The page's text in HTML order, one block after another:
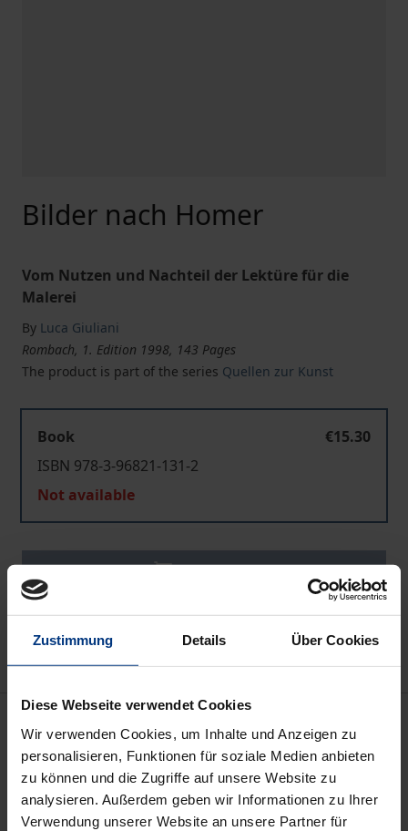
Zustimmung Details Über Cookies
Diese Webseite verwendet Cookies
Wir verwenden Cookies, um Inhalte und Anzeigen zu
personalisieren, Funktionen für soziale Medien anbieten
zu können und die Zugriffe auf unsere Website zu
analysieren. Außerdem geben wir Informationen zu Ihrer
Verwendung unserer Website an unsere Partner für
Bilder nach Homer
Vom Nutzen und Nachteil der Lektüre für die
Malerei
By Luca Giuliani
Rombach, 1. Edition 1998, 143 Pages
The product is part of the series Quellen zur Kunst
Book
€15.30
ISBN 978-3-96821-131-2
Not available
Add to Cart
Add to Wish List
Description
Das Verhältnis zwischen gemaltem Bild und
Erzählung im Medium der Sprache ist häufig
Gegenstand theoretischer Erörterungen. In diesem